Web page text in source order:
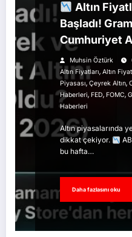
Altın
Başladı!
Cumhuriyet
Oldu? (7
Muhsin Öztürk
Altın Fiyatları, Altın
Piyasası,Çeyrek Altın,
Haberleri, FED, FOMC,
Haberleri
Altın piyasalarında
dikkat çekiyor.
bu hafta…
Daha fazlasını oku